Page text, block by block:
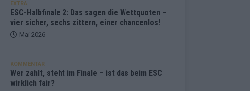
EXTRA
ESC-Halbfinale 2: Das sagen die Wettquoten –
vier sicher, sechs zittern, einer chancenlos!
Mai 2026
KOMMENTAR
Wer zahlt, steht im Finale – ist das beim ESC
wirklich fair?